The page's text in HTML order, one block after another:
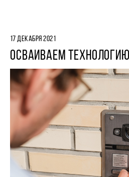
17 ДЕКАБРЯ 2021
ОСВАИВАЕМ